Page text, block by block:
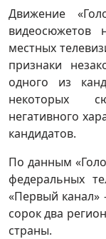
Движение
видеосюжетов
местных
признаки
одного из
некоторых
негативного
кандидатов.
По данным
федеральных
«Первый
сорок два
страны.